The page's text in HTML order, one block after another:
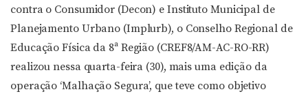
contra o Consumidor (Decon) e Instituto Municipal de
Planejamento Urbano (Implurb), o Conselho Regional de
Educação Física da 8ª Região (CREF8/AM-AC-RO-RR)
realizou nessa quarta-feira (30), mais uma edição da
operação ‘Malhação Segura’, que teve como objetivo